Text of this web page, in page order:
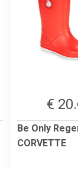
€ 20.
Be Only
CORVETTE